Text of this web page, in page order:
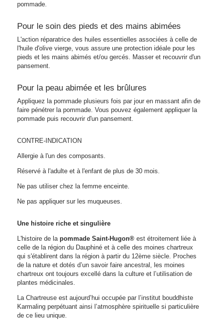
pommade.
Pour le soin des pieds et des mains abimées
L'action réparatrice des huiles essentielles associées à celle de
l'huile d'olive vierge, vous assure une protection idéale pour les
pieds et les mains abimés et/ou gercés. Masser et recouvrir d'un
pansement.
Pour la peau abimée et les brûlures
Appliquez la pommade plusieurs fois par jour en massant afin de
faire pénétrer la pommade. Vous pouvez également appliquer la
pommade puis recouvrir d'un pansement.
CONTRE-INDICATION
Allergie à l'un des composants.
Réservé à l'adulte et à l'enfant de plus de 30 mois.
Ne pas utiliser chez la femme enceinte.
Ne pas appliquer sur les muqueuses.
Une histoire riche et singulière
L'histoire de la pommade Saint-Hugon® est étroitement liée à
celle de la région du Dauphiné et à celle des moines chartreux
qui s'établirent dans la région à partir du 12ème siècle. Proches
de la nature et dotés d’un savoir faire ancestral, les moines
chartreux ont toujours excellé dans la culture et l’utilisation de
plantes médicinales.
La Chartreuse est aujourd’hui occupée par l’institut bouddhiste
Karmaling perpétuant ainsi l’atmosphère spirituelle si particulière
de ce lieu unique.